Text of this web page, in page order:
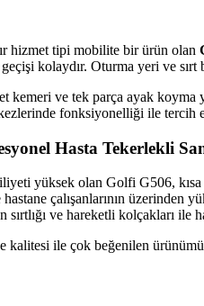
hizmet tipi mobilite bir ürün olan
kolaydır. Oturma yeri ve
ve tek parça ayak koyma
fonksiyonelliği ile
Hasta Tekerlekli
yüksek olan Golfi G506,
çalışanlarının üzerinden
ve hareketli kolçakları ile
kalitesi ile çok beğenilen